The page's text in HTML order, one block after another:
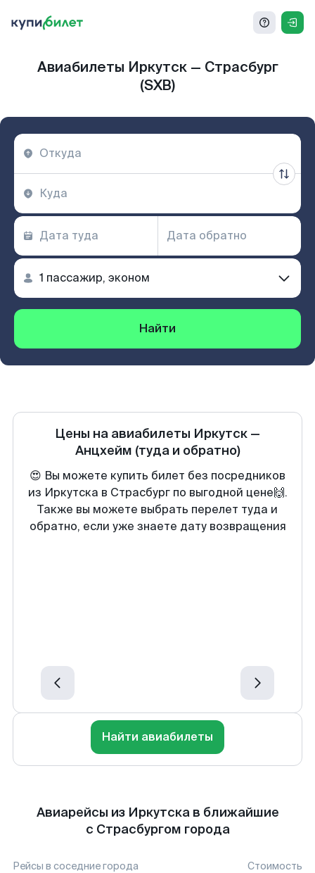
Авиабилеты Иркутск — Страсбург
(SXB)
Найти
Цены на авиабилеты Иркутск —
Анцхейм (туда и обратно)
😍 Вы можете купить билет без посредников
из Иркутска в Страсбург по выгодной цене🙌.
Также вы можете выбрать перелет туда и
обратно, если уже знаете дату возвращения
Найти авиабилеты
Авиарейсы из Иркутска в ближайшие
с Страсбургом города
Рейсы в соседние города Стоимость